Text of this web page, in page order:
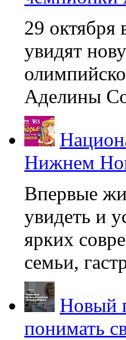
29
увидят
Аделины
Нижнем
Впервые
увидеть и
ярких
семьи,
Новый
понимать